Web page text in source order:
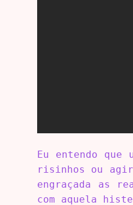
Eu entendo que
risinhos ou agir
engraçada as
com aquela